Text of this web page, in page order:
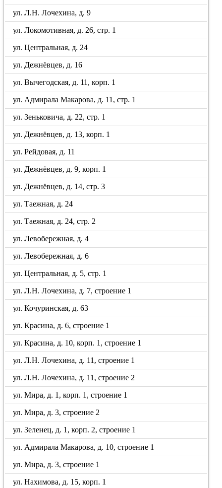
ул. Л.Н. Лочехина, д. 9
ул. Локомотивная, д. 26, стр. 1
ул. Центральная, д. 24
ул. Дежнёвцев, д. 16
ул. Вычегодская, д. 11, корп. 1
ул. Адмирала Макарова, д. 11, стр. 1
ул. Зеньковича, д. 22, стр. 1
ул. Дежнёвцев, д. 13, корп. 1
ул. Рейдовая, д. 11
ул. Дежнёвцев, д. 9, корп. 1
ул. Дежнёвцев, д. 14, стр. 3
ул. Таежная, д. 24
ул. Таежная, д. 24, стр. 2
ул. Левобережная, д. 4
ул. Левобережная, д. 6
ул. Центральная, д. 5, стр. 1
ул. Л.Н. Лочехина, д. 7, строение 1
ул. Кочуринская, д. 63
ул. Красина, д. 6, строение 1
ул. Красина, д. 10, корп. 1, строение 1
ул. Л.Н. Лочехина, д. 11, строение 1
ул. Л.Н. Лочехина, д. 11, строение 2
ул. Мира, д. 1, корп. 1, строение 1
ул. Мира, д. 3, строение 2
ул. Зеленец, д. 1, корп. 2, строение 1
ул. Адмирала Макарова, д. 10, строение 1
ул. Мира, д. 3, строение 1
ул. Нахимова, д. 15, корп. 1